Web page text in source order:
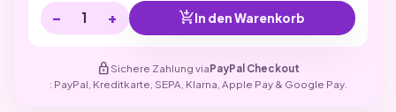
− + add_shopping_cartIn den Warenkorb
lock Sichere Zahlung viaPayPal Checkout
: PayPal, Kreditkarte, SEPA, Klarna, Apple Pay & Google Pay.